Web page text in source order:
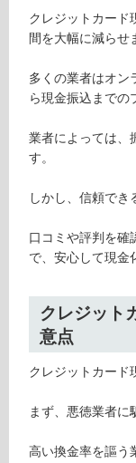
クレジットカード
間を大幅に減らせ
多くの業者はオン
ら現金振込までの
業者によっては、
す。
しかし、信頼でき
口コミや評判を確
で、安心して現金
クレジット
意点
クレジットカード
まず、悪徳業者に
高い換金率を謳う